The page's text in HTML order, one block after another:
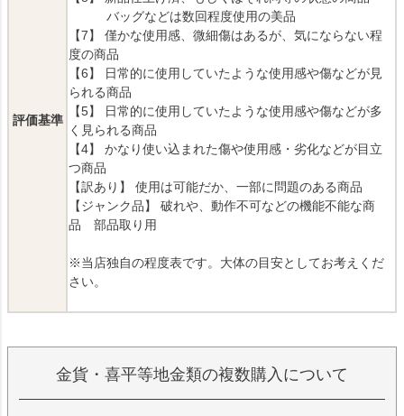
評価基準
バッグなどは数回程度使用の美品
【7】 僅かな使用感、微細傷はあるが、気にならない程
度の商品
【6】 日常的に使用していたような使用感や傷などが見
られる商品
【5】 日常的に使用していたような使用感や傷などが多
く見られる商品
【4】 かなり使い込まれた傷や使用感・劣化などが目立
つ商品
【訳あり】 使用は可能だか、一部に問題のある商品
【ジャンク品】 破れや、動作不可などの機能不能な商
品 部品取り用
※当店独自の程度表です。大体の目安としてお考えくだ
さい。
金貨・喜平等地金類の複数購入について